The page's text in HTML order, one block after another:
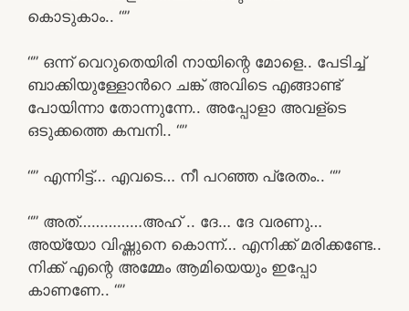
കൊടുകാം.. “”
“” ഒന്ന് വെറുതെയിരി നായിന്റെ മോളെ.. പേടിച്ച്
ബാക്കിയുള്ളോൻറെ ചങ്ക് അവിടെ എങ്ങാണ്ട്
പോയിന്നാ തോന്നുന്നേ.. അപ്പോളാ അവള്ടെ
ഒടുക്കത്തെ കമ്പനി.. “”
“” എന്നിട്ട്… എവടെ… നീ പറഞ്ഞ പ്രേതം.. “”
“” അത്……………അഹ് .. ദേ… ദേ വരണു…
അയ്യോ വിഷ്ണുനെ കൊന്ന്… എനിക്ക് മരിക്കണ്ടേ..
നിക്ക് എന്റെ അമ്മേം ആമിയെയും ഇപ്പോ
കാണണേ.. “”